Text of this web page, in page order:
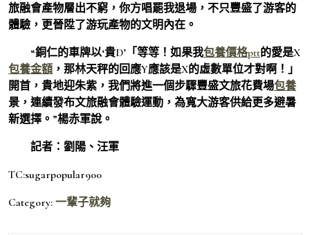
旅融會產物層出不窮，你方唱罷我退場，不只豐盛了游客的
體驗，更晉陞了游玩產物的文明內在。
“銅仁的車牌以‘貴D’「等等！如果我包養價格ptt的愛是X
包養金額 ，那林天秤的回應Y應該是X的虛數單位才對啊！」
開首，貴地迎朱紫，我們將進一個步驟豐盛文旅花費場包養
景，連續發布文旅融會體驗運動，為寬大游客供給更多避暑
新選擇。”楊赤軍說。
記者：劉陽、汪軍
TC:sugarpopular900
Category: 一輩子就夠